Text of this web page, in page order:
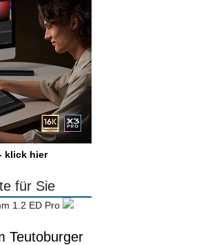
klick hier
für Sie
1.2 ED Pro
Teutoburger